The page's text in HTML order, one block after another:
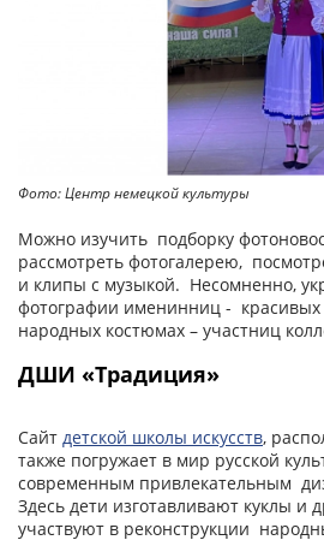
Фото: Центр немецкой культуры
Можно изучить подборку
рассмотреть фотогалерею,
и клипы с музыкой. Несомненно,
фотографии именинниц -
народных костюмах – участниц
ДШИ «Традиция»
Сайт детской школы искусств,
также погружает в мир русской
современным привлекательным
Здесь дети изготавливают куклы и
участвуют в реконструкции